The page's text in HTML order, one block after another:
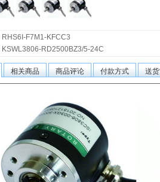
RHS6I-F7M1-KFCC3
KSWL3806-RD2500BZ3/5-24C
相关商品 商品评论 付款方式 送